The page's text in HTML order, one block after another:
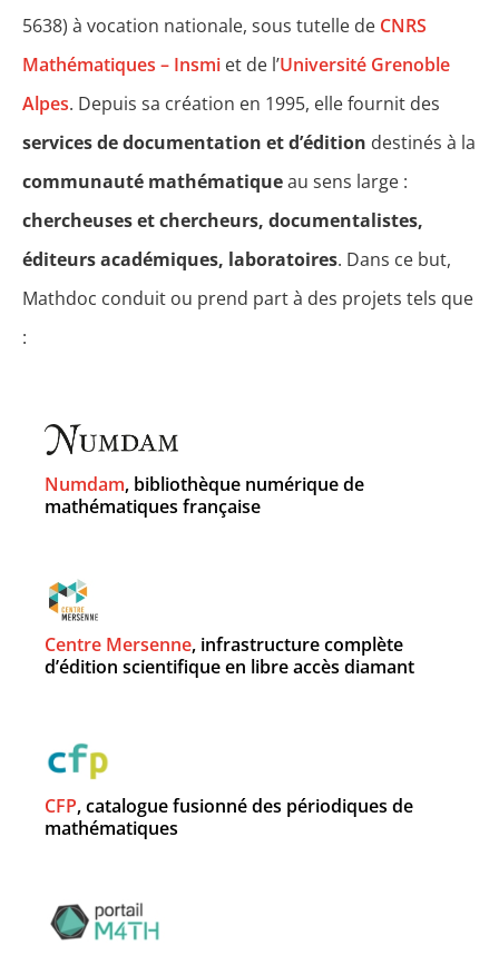
5638) à vocation nationale, sous tutelle de CNRS
Mathématiques – Insmi et de l’Université Grenoble
Alpes. Depuis sa création en 1995, elle fournit des
services de documentation et d’édition destinés à la
communauté mathématiqueau sens large :
chercheuses et chercheurs, documentalistes,
éditeurs académiques, laboratoires. Dans ce but,
Mathdoc conduit ou prend part à des projets tels que
:
Numdam, bibliothèque numérique de
mathématiques française
Centre Mersenne, infrastructure complète
d’édition scientifique en libre accès diamant
CFP, catalogue fusionné des périodiques de
mathématiques